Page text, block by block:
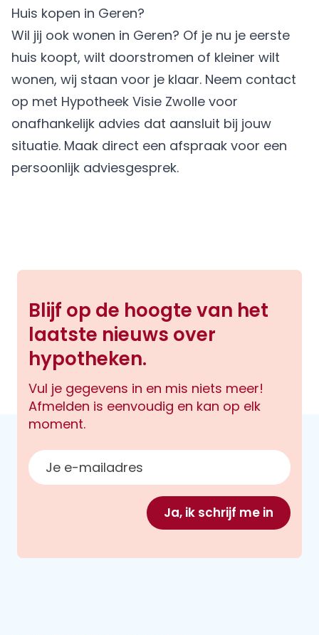
Huis kopen in Geren?
Wil jij ook wonen in Geren? Of je nu je eerste
huis koopt, wilt doorstromen of kleiner wilt
wonen, wij staan voor je klaar. Neem contact
op met Hypotheek Visie Zwolle voor
onafhankelijk advies dat aansluit bij jouw
situatie. Maak direct een afspraak voor een
persoonlijk adviesgesprek.
Blijf op de hoogte van het
laatste nieuws over
hypotheken.
Vul je gegevens in en mis niets meer!
Afmelden is eenvoudig en kan op elk
moment.
E-mailadres
Ja, ik schrijf me in